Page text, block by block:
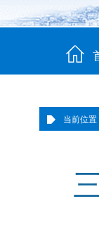
当前位